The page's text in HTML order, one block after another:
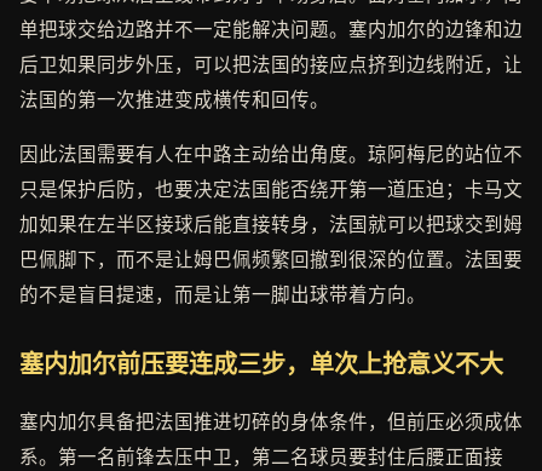
单把球交给边路并不一定能解决问题。塞内加尔的边锋和边
后卫如果同步外压，可以把法国的接应点挤到边线附近，让
法国的第一次推进变成横传和回传。
因此法国需要有人在中路主动给出角度。琼阿梅尼的站位不
只是保护后防，也要决定法国能否绕开第一道压迫；卡马文
加如果在左半区接球后能直接转身，法国就可以把球交到姆
巴佩脚下，而不是让姆巴佩频繁回撤到很深的位置。法国要
的不是盲目提速，而是让第一脚出球带着方向。
塞内加尔前压要连成三步，单次上抢意义不大
塞内加尔具备把法国推进切碎的身体条件，但前压必须成体
系。第一名前锋去压中卫，第二名球员要封住后腰正面接